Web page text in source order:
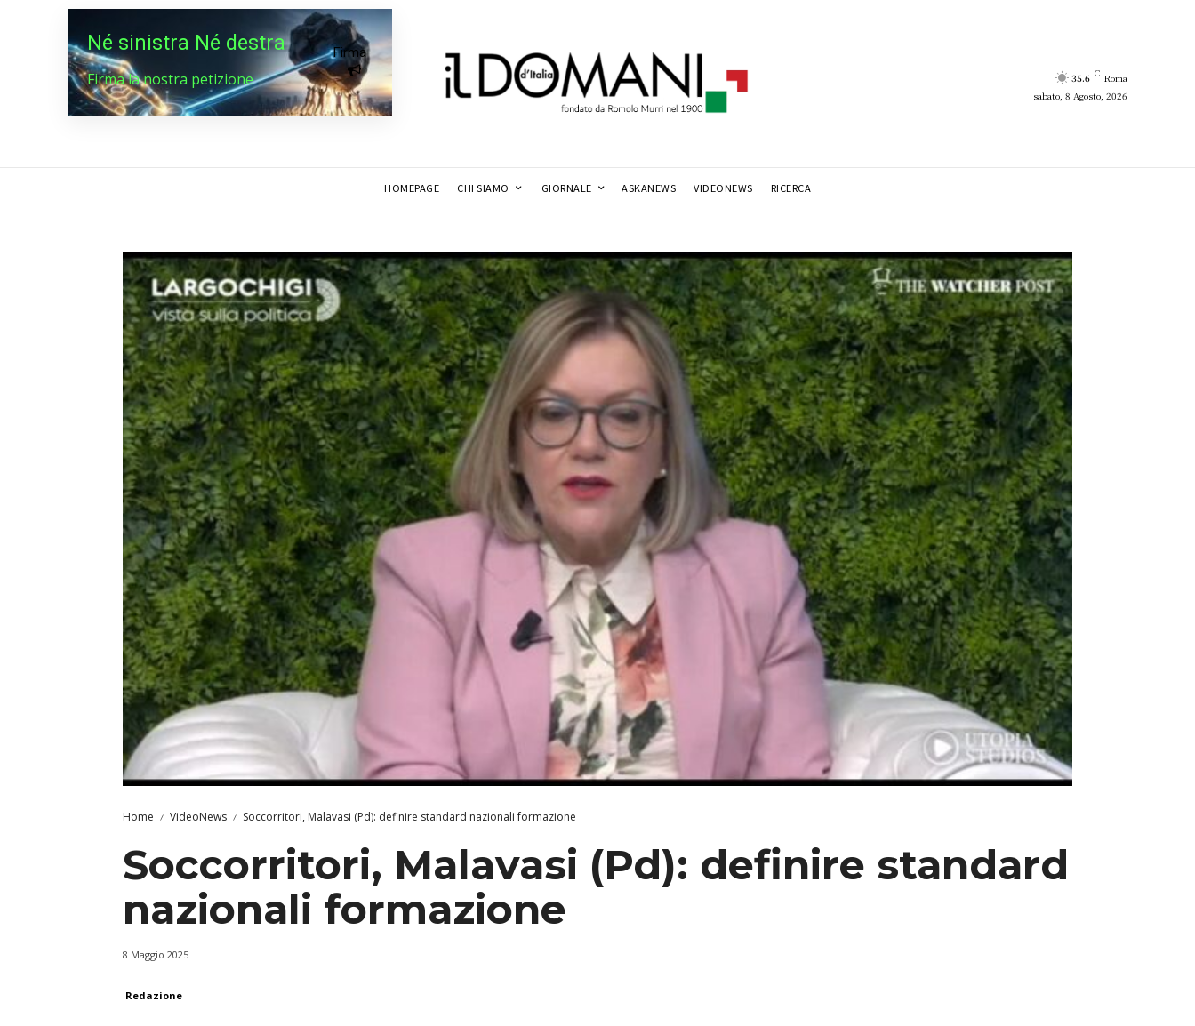
Né sinistra Né destra
Firma la nostra petizione
Firma
35.6 C Roma
sabato, 8 Agosto, 2026
HOMEPAGE CHI SIAMO GIORNALE ASKANEWS VIDEONEWS RICERCA
Home VideoNews Soccorritori, Malavasi (Pd): definire standard nazionali formazione
Soccorritori, Malavasi (Pd): definire standard
nazionali formazione
8 Maggio 2025
Redazione